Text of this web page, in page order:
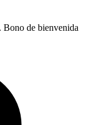
Bono de bienvenida